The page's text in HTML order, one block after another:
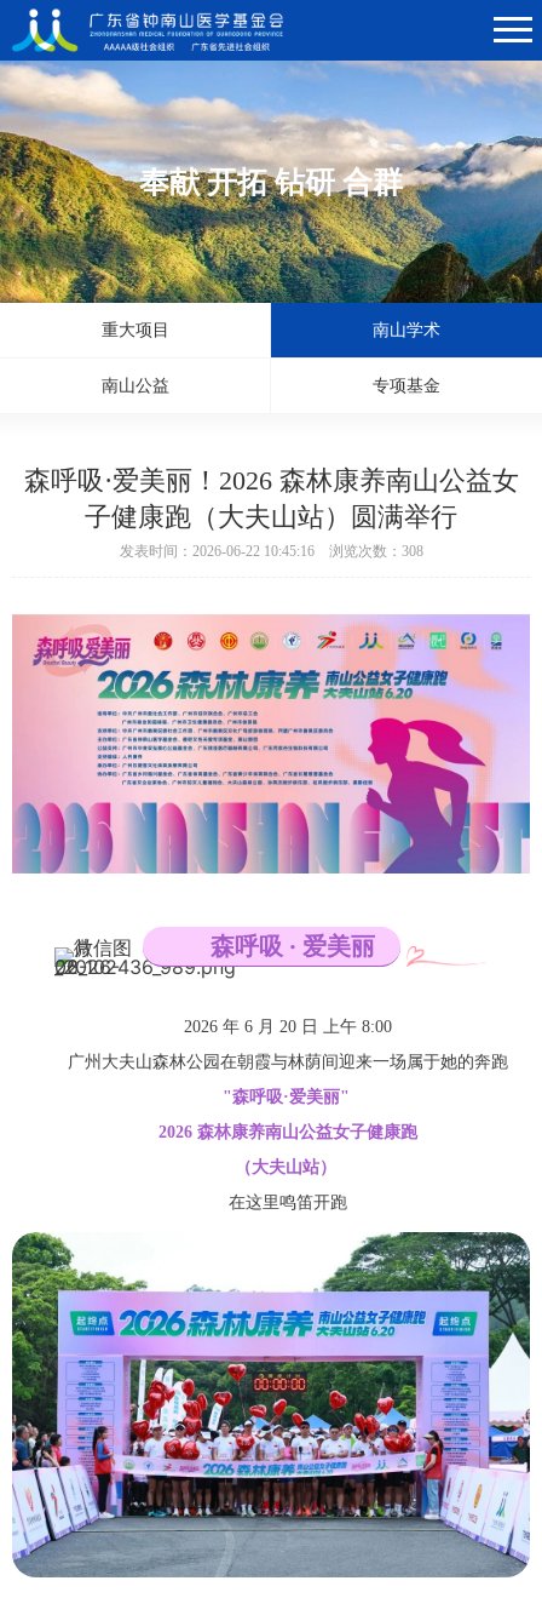
奉献 开拓 钻研 合群
重大项目 南山学术
南山公益 专项基金
森呼吸·爱美丽！2026 森林康养南山公益女
子健康跑（大夫山站）圆满举行
发表时间：2026-06-22 10:45:16 浏览次数：308
森呼吸 · 爱美丽
2026 年 6 月 20 日 上午 8:00
广州大夫山森林公园在朝霞与林荫间迎来一场属于她的奔跑
"森呼吸·爱美丽"
2026 森林康养南山公益女子健康跑
（大夫山站）
在这里鸣笛开跑